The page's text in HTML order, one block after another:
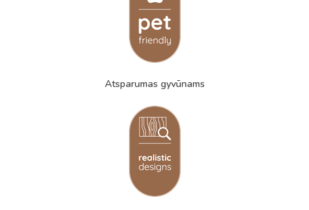
Atsparumas gyvūnams